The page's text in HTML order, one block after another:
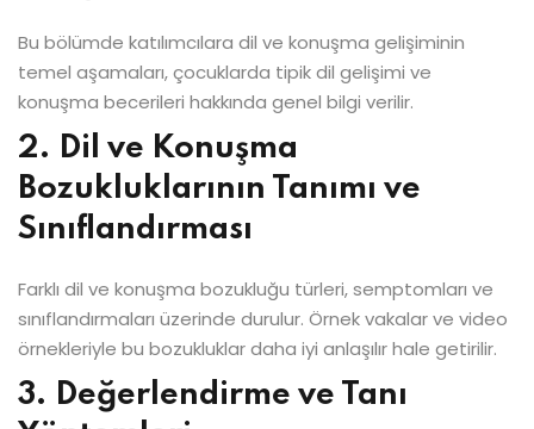
Bu bölümde katılımcılara dil ve konuşma gelişiminin
temel aşamaları, çocuklarda tipik dil gelişimi ve
konuşma becerileri hakkında genel bilgi verilir.
2. Dil ve Konuşma
Bozukluklarının Tanımı ve
Sınıflandırması
Farklı dil ve konuşma bozukluğu türleri, semptomları ve
sınıflandırmaları üzerinde durulur. Örnek vakalar ve video
örnekleriyle bu bozukluklar daha iyi anlaşılır hale getirilir.
3. Değerlendirme ve Tanı